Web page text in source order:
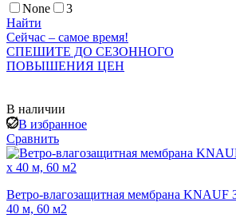
None
3
Найти
Сейчас – самое время!
СПЕШИТЕ ДО СЕЗОННОГО
ПОВЫШЕНИЯ ЦЕН
В наличии
В избранное
Сравнить
Ветро-влагозащитная мембрана
40 м, 60 м2